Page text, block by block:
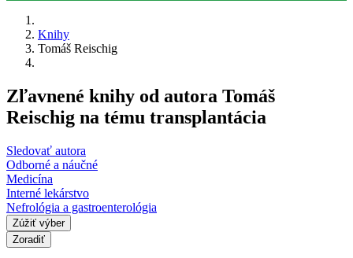
Knihy
Tomáš Reischig
Zľavnené knihy od autora Tomáš
Reischig na tému transplantácia
Sledovať autora
Odborné a náučné
Medicína
Interné lekárstvo
Nefrológia a gastroenterológia
Zúžiť výber
Zoradiť